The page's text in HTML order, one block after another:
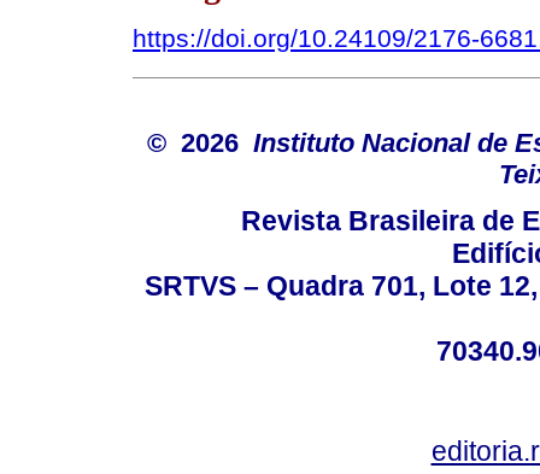
https://doi.org/10.24109/2176-
© 2026 Instituto Nacional de
Revista Brasileira de
SRTVS – Quadra 701, Lote